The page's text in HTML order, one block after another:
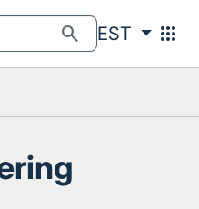
search EST apps